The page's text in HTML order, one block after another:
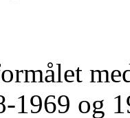
1969 og